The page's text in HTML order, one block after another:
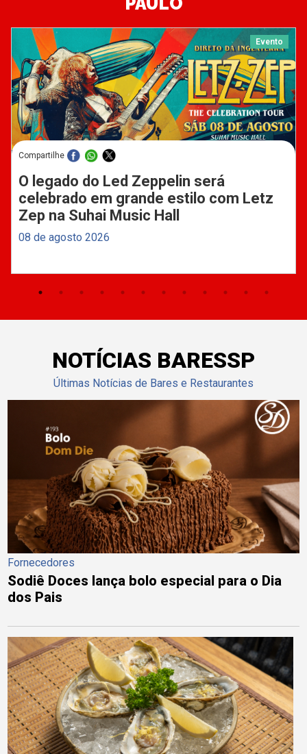
Evento
Compartilhe
O legado do Led Zeppelin será
celebrado em grande estilo com Letz
Zep na Suhai Music Hall
08 de agosto 2026
NOTÍCIAS BARESSP
Últimas Notícias de Bares e Restaurantes
Fornecedores
Sodiê Doces lança bolo especial para o Dia
dos Pais